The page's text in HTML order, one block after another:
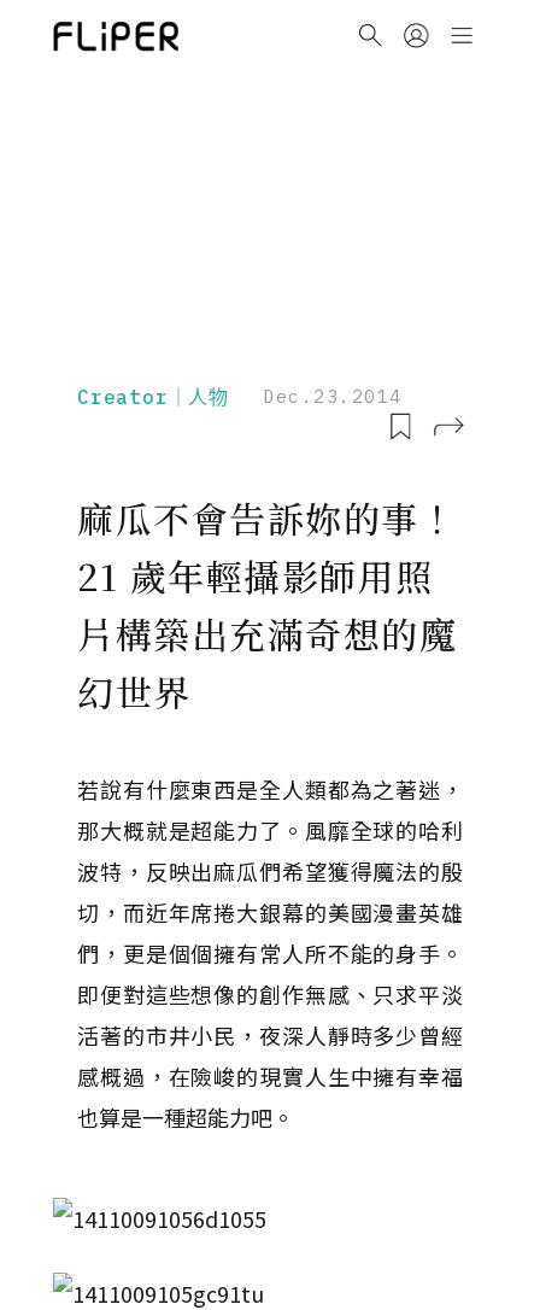
Creator｜人物 Dec.23.2014
麻瓜不會告訴妳的事！
21 歲年輕攝影師用照
片構築出充滿奇想的魔
幻世界
若說有什麼東西是全人類都為之著迷，
那大概就是超能力了。風靡全球的哈利
波特，反映出麻瓜們希望獲得魔法的殷
切，而近年席捲大銀幕的美國漫畫英雄
們，更是個個擁有常人所不能的身手。
即便對這些想像的創作無感、只求平淡
活著的市井小民，夜深人靜時多少曾經
感概過，在險峻的現實人生中擁有幸福
也算是一種超能力吧。